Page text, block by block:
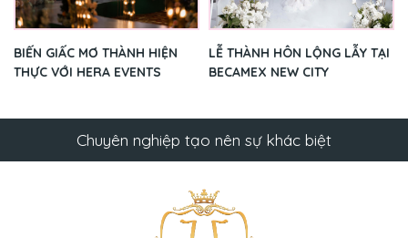
BIẾN GIẤC MƠ THÀNH HIỆN
THỰC VỚI HERA EVENTS
LỄ THÀNH HÔN LỘNG LẪY TẠI
BECAMEX NEW CITY
Chuyên nghiệp tạo nên sự khác biệt